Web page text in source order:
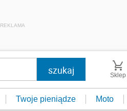
REKLAMA
Sklep
Twoje pieniądze Moto